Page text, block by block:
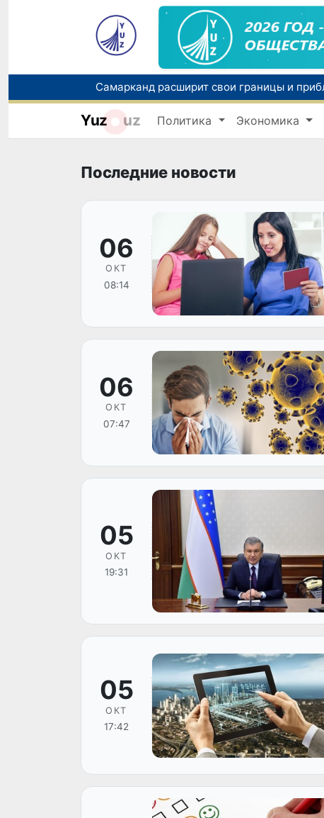
Yuz uz Политика Экономика
Последние новости
06
ОКТ
08:14
06
ОКТ
07:47
05
ОКТ
19:31
05
ОКТ
17:42